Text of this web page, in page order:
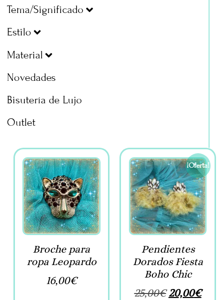
Tema/Significado
Estilo
Material
Novedades
Bisutería de Lujo
Outlet
Broche para
ropa Leopardo
16,00€
¡Oferta!
Pendientes
Dorados Fiesta
Boho Chic
25,00€ 20,00€